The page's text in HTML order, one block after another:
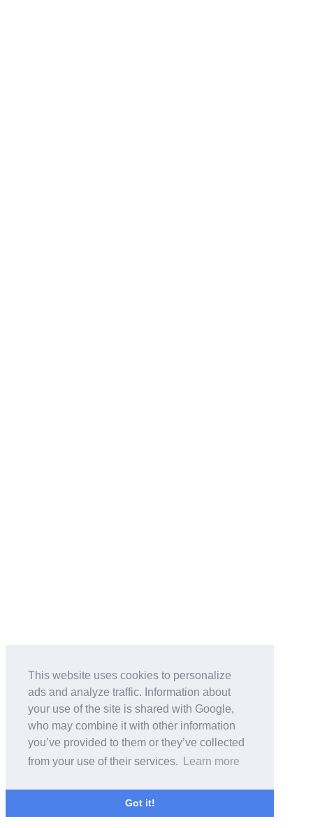
This website uses cookies to personalize
ads and analyze traffic. Information about
your use of the site is shared with Google,
who may combine it with other information
you’ve provided to them or they’ve collected
from your use of their services.
Learn more
Got it!